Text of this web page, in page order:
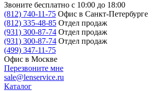
Звоните бесплатно с 10:00 до 18:00
(812) 740-11-75 Офис в Санкт-Петербурге
(812) 335-48-85 Отдел продаж
(931) 300-87-74 Отдел продаж
(931) 300-87-74 Отдел продаж
(499) 347-11-75
Офис в Москве
Перезвоните мне
sale@lenservice.ru
Каталог